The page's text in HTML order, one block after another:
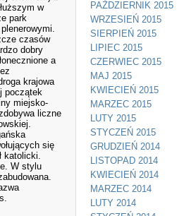
w
park
czasów
dobry
a
krajowa
początek
miejsko-
liczne
się
katolicki.
W stylu
PAŹDZIERNIK 2015
WRZESIEŃ 2015
SIERPIEŃ 2015
LIPIEC 2015
CZERWIEC 2015
MAJ 2015
KWIECIEŃ 2015
MARZEC 2015
LUTY 2015
STYCZEŃ 2015
GRUDZIEŃ 2014
LISTOPAD 2014
KWIECIEŃ 2014
MARZEC 2014
LUTY 2014